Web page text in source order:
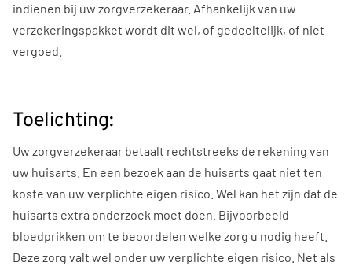
indienen bij uw zorgverzekeraar. Afhankelijk van uw
verzekeringspakket wordt dit wel, of gedeeltelijk, of niet
vergoed.
Toelichting:
Uw zorgverzekeraar betaalt rechtstreeks de rekening van
uw huisarts. En een bezoek aan de huisarts gaat niet ten
koste van uw verplichte eigen risico. Wel kan het zijn dat de
huisarts extra onderzoek moet doen. Bijvoorbeeld
bloedprikken om te beoordelen welke zorg u nodig heeft.
Deze zorg valt wel onder uw verplichte eigen risico. Net als